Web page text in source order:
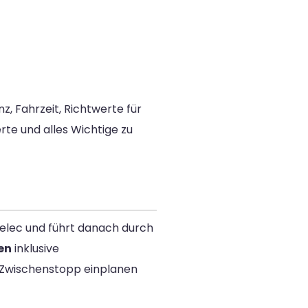
Fahrzeit, Richtwerte für
und alles Wichtige zu
und führt danach durch
inklusive
einplanen